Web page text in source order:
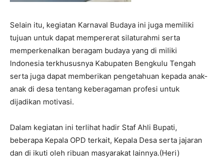
Selain itu, kegiatan Karnaval Budaya ini juga memiliki
tujuan untuk dapat mempererat silaturahmi serta
memperkenalkan beragam budaya yang di miliki
Indonesia terkhususnya Kabupaten Bengkulu Tengah
serta juga dapat memberikan pengetahuan kepada anak-
anak di desa tentang keberagaman profesi untuk
dijadikan motivasi.
Dalam kegiatan ini terlihat hadir Staf Ahli Bupati,
beberapa Kepala OPD terkait, Kepala Desa serta jajaran
dan di ikuti oleh ribuan masyarakat lainnya.(Heri)